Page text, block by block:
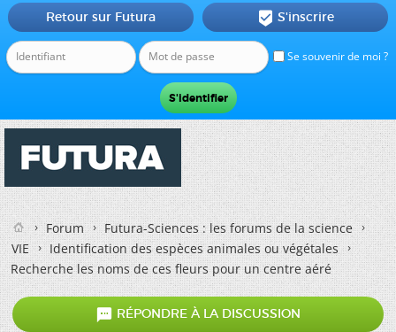
Se souvenir de moi ?
Retour sur Futura  S'inscrire
Forum
Futura-Sciences : les forums de la science
VIE
Identification des espèces animales ou végétales
Recherche les noms de ces fleurs pour un centre aéré
 RÉPONDRE À LA DISCUSSION